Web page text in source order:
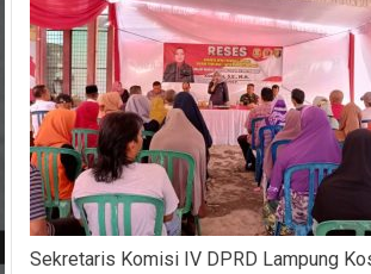
Sekretaris Komisi IV DPRD Lampung
Reses di Kelurahan Gedong Air